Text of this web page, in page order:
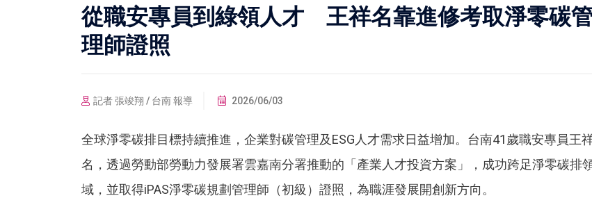
從職安專員到綠領人才 王祥名靠進修考取淨零碳
理師證照
記者 張竣翔 / 台南 報導 2026/06/03
全球淨零碳排目標持續推進，企業對碳管理及ESG人才需求日益增加。台南41歲職安專員王
名，透過勞動部勞動力發展署雲嘉南分署推動的「產業人才投資方案」，成功跨足淨零碳排
域，並取得iPAS淨零碳規劃管理師（初級）證照，為職涯發展開創新方向。